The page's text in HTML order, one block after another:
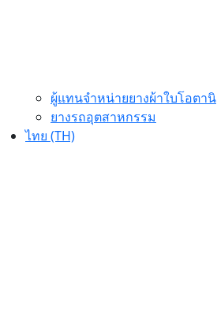
ผู้แทนจำหน่ายยางผ้าใบโอตานิ
ยางรถอุตสาหกรรม
ไทย (TH)